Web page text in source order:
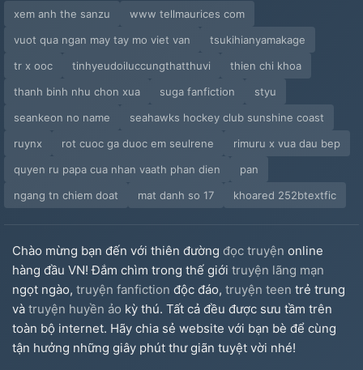
xem anh the sanzu
www tellmaurices com
vuot qua ngan may tay mo viet van
tsukihianyamakage
tr x ooc
tinhyeudoiluccungthatthuvi
thien chi khoa
thanh binh nhu chon xua
suga fanfiction
styu
seankeon no name
seahawks hockey club sunshine coast
ruynx
rot cuoc ga duoc em seulrene
rimuru x vua dau bep
quyen ru papa cua nhan vaath phan dien
pan
ngang tn chiem doat
mat danh so 17 khoared 252btextfic
Chào mừng bạn đến với thiên đường đọc truyện online
hàng đầu VN! Đắm chìm trong thế giới truyện lãng mạn
ngọt ngào, truyện fanfiction độc đáo, truyện teen trẻ trung
và truyện huyền ảo kỳ thú. Tất cả đều được sưu tầm trên
toàn bộ internet. Hãy chia sẻ website với bạn bè để cùng
tận hưởng những giây phút thư giãn tuyệt vời nhé!